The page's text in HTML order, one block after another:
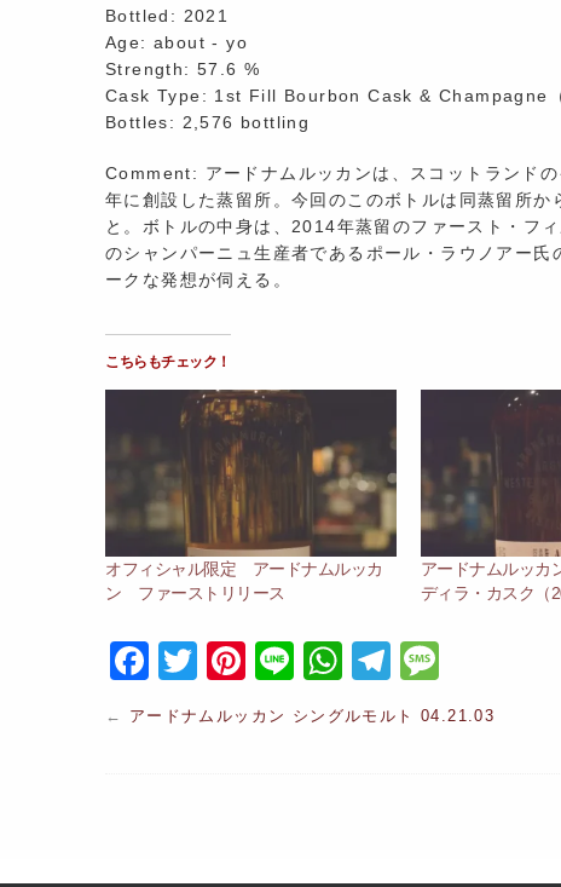
Bottled: 2021
Age: about ‐ yo
Strength: 57.6 %
Cask Type: 1st Fill Bourbon Cask & Champagne
Bottles: 2,576 bottling
Comment: アードナムルッカンは、スコットランド
年に創設した蒸留所。今回のこのボトルは同蒸留所
と。ボトルの中身は、2014年蒸留のファースト・フ
のシャンパーニュ生産者であるポール・ラウノアー
ークな発想が伺える。
こちらもチェック！
オフィシャル限定 アードナムルッカ
ン ファーストリリース
アードナムルッカ
ディラ・カスク（
F
a
c
T
w
itt
Pi
nt
er
Li
n
e
W
h
at
T
el
e
e
← アードナムルッカン シングルモルト 04.21.03